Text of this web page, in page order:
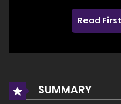
Read First
SUMMARY